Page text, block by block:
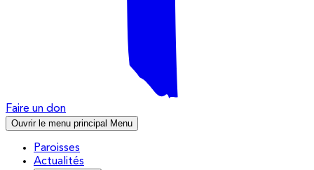
Faire un don
Ouvrir le menu principal Menu
Paroisses
Actualités